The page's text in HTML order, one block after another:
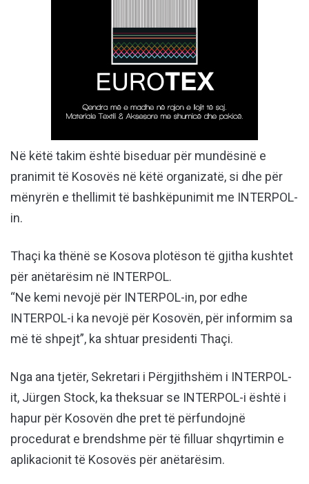
Në këtë takim është biseduar për mundësinë e
pranimit të Kosovës në këtë organizatë, si dhe për
mënyrën e thellimit të bashkëpunimit me INTERPOL-
in.
Thaçi ka thënë se Kosova plotëson të gjitha kushtet
për anëtarësim në INTERPOL.
“Ne kemi nevojë për INTERPOL-in, por edhe
INTERPOL-i ka nevojë për Kosovën, për informim sa
më të shpejt”, ka shtuar presidenti Thaçi.
Nga ana tjetër, Sekretari i Përgjithshëm i INTERPOL-
it, Jürgen Stock, ka theksuar se INTERPOL-i është i
hapur për Kosovën dhe pret të përfundojnë
procedurat e brendshme për të filluar shqyrtimin e
aplikacionit të Kosovës për anëtarësim.